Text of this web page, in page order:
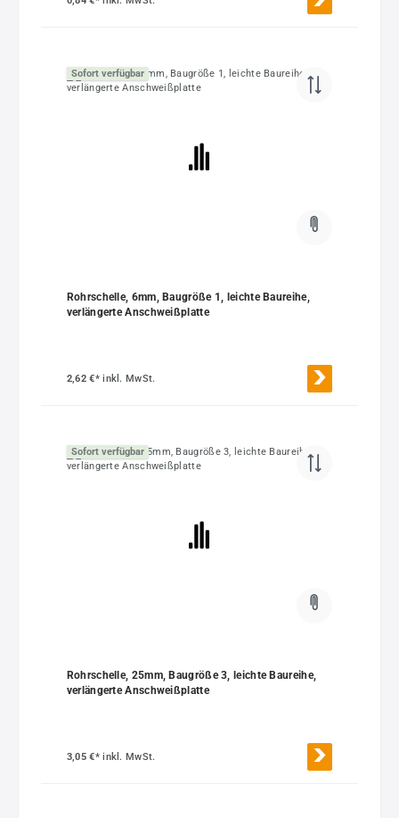
Sofort verfügbar
Rohrschelle, 6mm, Baugröße 1, leichte Baureihe,
verlängerte Anschweißplatte
2,62 €*inkl. MwSt.
Sofort verfügbar
Rohrschelle, 25mm, Baugröße 3, leichte Baureihe,
verlängerte Anschweißplatte
3,05 €*inkl. MwSt.